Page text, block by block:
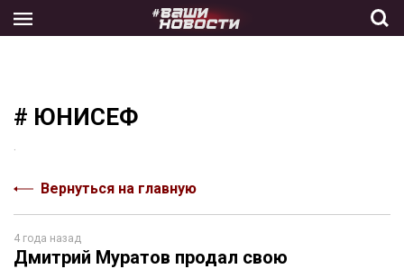
the
# ЮНИСЕФ
Вернуться на главную
4 года назад
Дмитрий Муратов продал свою